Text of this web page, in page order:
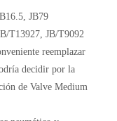
JB79
T13927, JB/T9092
reemplazar
decidir por la
de Valve Medium